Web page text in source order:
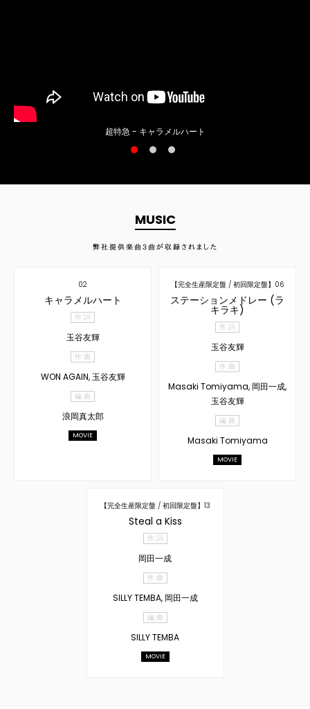
超特急 - キャラメルハート
MUSIC
弊社提供楽曲 3 曲が収録されました
02
キャラメルハート
作 詞
玉谷友輝
作 曲
WON AGAIN, 玉谷友輝
編 曲
浪岡真太郎
MOVIE
【完全生産限定盤 / 初回限定盤】06
ステーションメドレー (ラ
キラキ)
作 詞
玉谷友輝
作 曲
Masaki Tomiyama, 岡田一成,
玉谷友輝
編 曲
Masaki Tomiyama
MOVIE
【完全生産限定盤 / 初回限定盤】13
Steal a Kiss
作 詞
岡田一成
作 曲
SILLY TEMBA, 岡田一成
編 曲
SILLY TEMBA
MOVIE